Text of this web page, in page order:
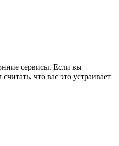
сервисы. Если вы
что вас это устраивает